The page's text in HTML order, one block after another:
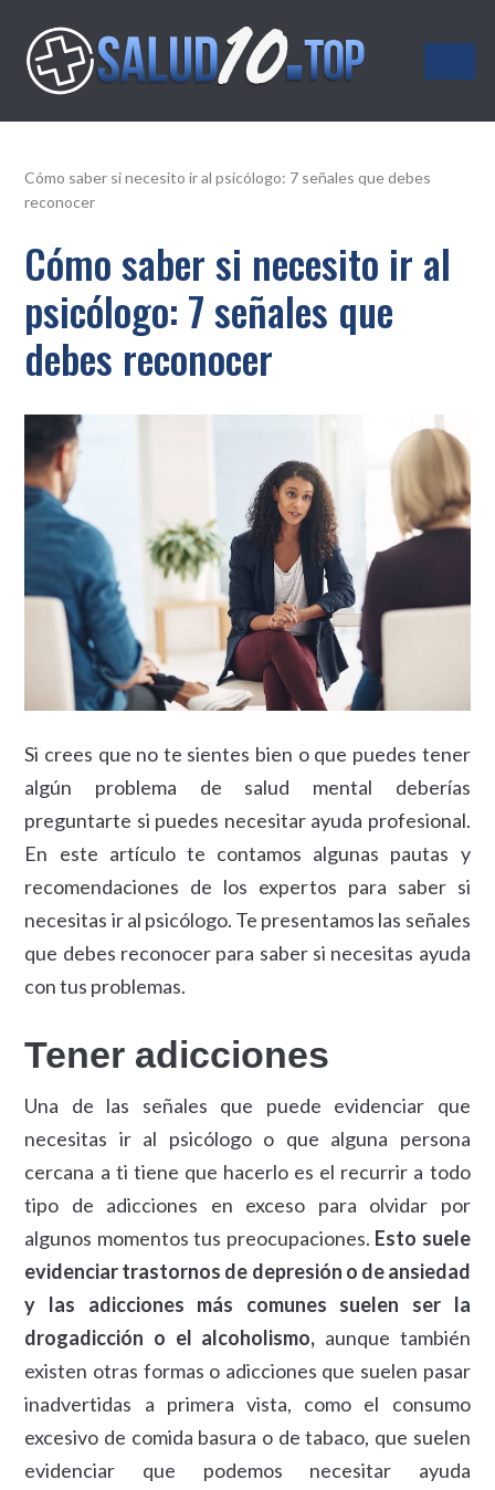
Salud10.top
Cómo saber si necesito ir al psicólogo: 7 señales que debes
reconocer
Cómo saber si necesito ir al
psicólogo: 7 señales que
debes reconocer
Si crees que no te sientes bien o que puedes tener
algún problema de salud mental deberías
preguntarte si puedes necesitar ayuda profesional.
En este artículo te contamos algunas pautas y
recomendaciones de los expertos para saber si
necesitas ir al psicólogo. Te presentamos las señales
que debes reconocer para saber si necesitas ayuda
con tus problemas.
Tener adicciones
Una de las señales que puede evidenciar que
necesitas ir al psicólogo o que alguna persona
cercana a ti tiene que hacerlo es el recurrir a todo
tipo de adicciones en exceso para olvidar por
algunos momentos tus preocupaciones. Esto suele
evidenciar trastornos de depresión o de ansiedad
y las adicciones más comunes suelen ser la
drogadicción o el alcoholismo, aunque también
existen otras formas o adicciones que suelen pasar
inadvertidas a primera vista, como el consumo
excesivo de comida basura o de tabaco, que suelen
evidenciar que podemos necesitar ayuda